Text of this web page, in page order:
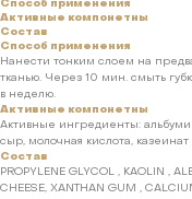
Способ применения
Активные компонетны
Состав
Способ применения
Нанести тонким слоем на
тканью. Через 10 мин. смыть
в неделю.
Активные компонетны
Активные ингредиенты:
сыр, молочная кислота, казеинат
Состав
PROPYLENE GLYCOL , KAOLIN ,
CHEESE, XANTHAN GUM ,